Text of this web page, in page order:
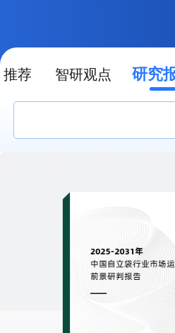
推荐 智研观点 研究